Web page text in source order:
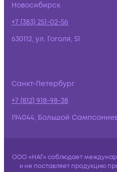
Новосибирск
+7 (383) 251-02-56
630112, ул. Гоголя, 51
Санкт-Петербург
+7 (812) 918-98-38
194044, Большой
ООО «НАГ» соблюдает
и не поставляет продукцию